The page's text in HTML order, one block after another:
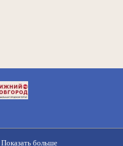
Показать больше